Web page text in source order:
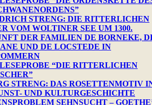
STRENG: DIE RITTERLICHEN
VOM WOLTINER SEE UM 1300.
DER FAMILIEN DE BORNEKE,
UND DE LOCSTEDE IN
LESEPROBE “DIE RITTERLICHEN
STRENG: DAS ROSETTENMOTIV
UND KULTURGESCHICHTE
SEHNSUCHT –